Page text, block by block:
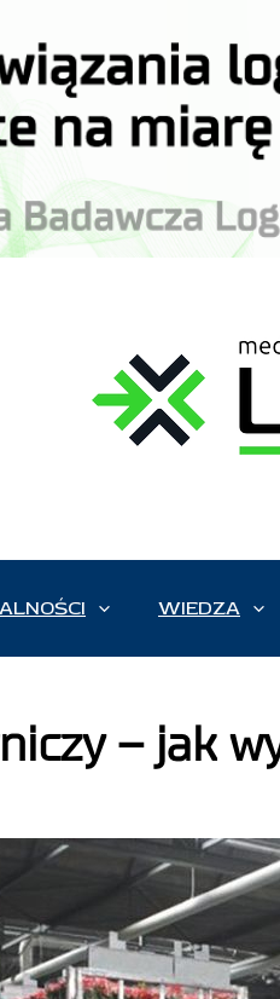
WIEDZA
– jak